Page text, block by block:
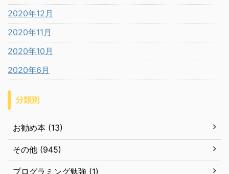
2020年12月
2020年11月
2020年10月
2020年6月
分類別
お勧め本 (13)
その他 (945)
プログラミング勉強 (1)